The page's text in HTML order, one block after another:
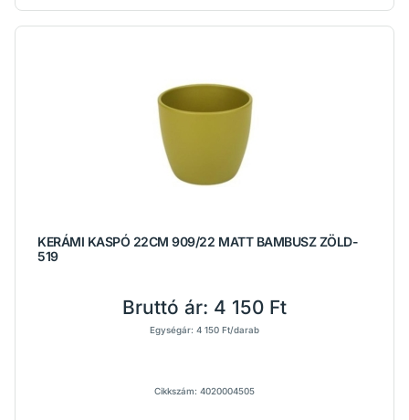
KERÁMI KASPÓ 22CM 909/22 MATT BAMBUSZ ZÖLD-
519
Bruttó ár: 4 150 Ft
Egységár: 4 150 Ft/darab
Cikkszám: 4020004505